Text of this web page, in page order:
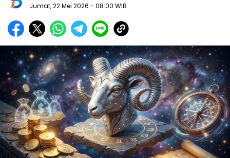
Jumat, 22 Mei 2026 - 08:00 WIB